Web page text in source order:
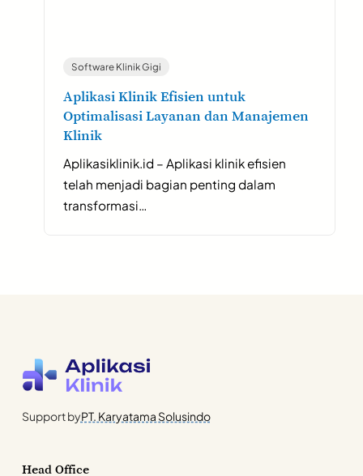
Software Klinik Gigi
Aplikasi Klinik Efisien untuk
Optimalisasi Layanan dan Manajemen
Klinik
Aplikasiklinik.id – Aplikasi klinik efisien
telah menjadi bagian penting dalam
transformasi…
Support byPT. Karyatama Solusindo
Head Office